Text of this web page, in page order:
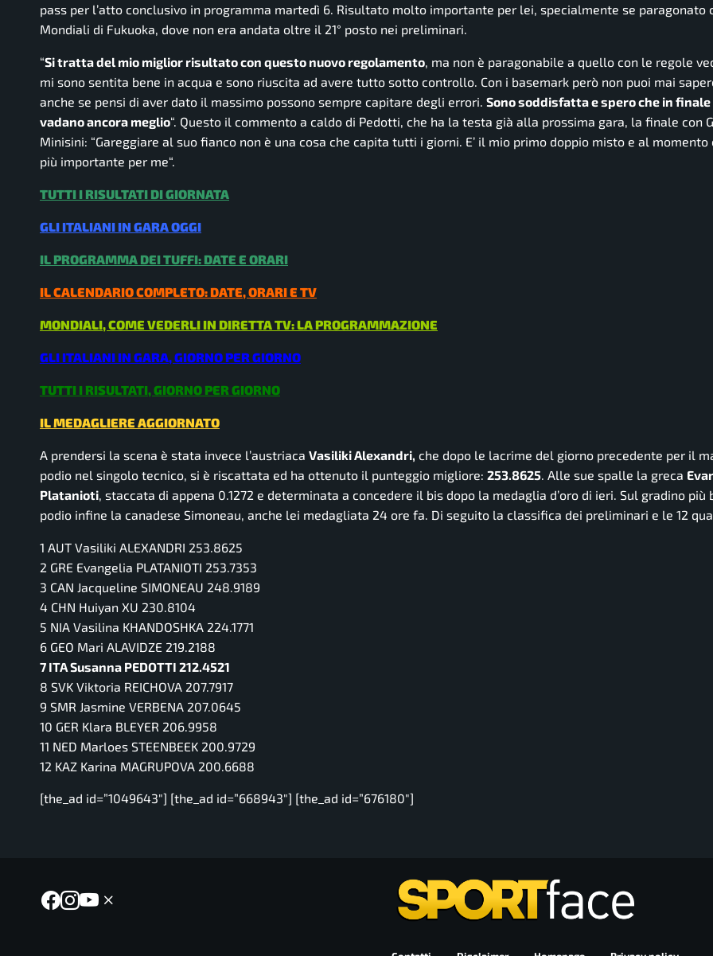
pass per l’atto conclusivo in programma martedì 6. Risultato molto importante per lei, specialmente se paragonato
Mondiali di Fukuoka, dove non era andata oltre il 21° posto nei preliminari.
“Si tratta del mio miglior risultato con questo nuovo regolamento, ma non è paragonabile a quello con le regole
mi sono sentita bene in acqua e sono riuscita ad avere tutto sotto controllo. Con i basemark però non puoi mai
anche se pensi di aver dato il massimo possono sempre capitare degli errori. Sono soddisfatta e spero che in finale
vadano ancora meglio“. Questo il commento a caldo di Pedotti, che ha la testa già alla prossima gara, la finale con
Minisini: “Gareggiare al suo fianco non è una cosa che capita tutti i giorni. E’ il mio primo doppio misto e al
più importante per me“.
TUTTI I RISULTATI DI GIORNATA
GLI ITALIANI IN GARA OGGI
IL PROGRAMMA DEI TUFFI: DATE E ORARI
IL CALENDARIO COMPLETO: DATE, ORARI E TV
MONDIALI, COME VEDERLI IN DIRETTA TV: LA PROGRAMMAZIONE
GLI ITALIANI IN GARA, GIORNO PER GIORNO
TUTTI I RISULTATI, GIORNO PER GIORNO
IL MEDAGLIERE AGGIORNATO
A prendersi la scena è stata invece l’austriaca Vasiliki Alexandri, che dopo le lacrime del giorno precedente per il
podio nel singolo tecnico, si è riscattata ed ha ottenuto il punteggio migliore: 253.8625. Alle sue spalle la greca
Platanioti, staccata di appena 0.1272 e determinata a concedere il bis dopo la medaglia d’oro di ieri. Sul gradino più
podio infine la canadese Simoneau, anche lei medagliata 24 ore fa. Di seguito la classifica dei preliminari e le 12
1 AUT Vasiliki ALEXANDRI 253.8625
2 GRE Evangelia PLATANIOTI 253.7353
3 CAN Jacqueline SIMONEAU 248.9189
4 CHN Huiyan XU 230.8104
5 NIA Vasilina KHANDOSHKA 224.1771
6 GEO Mari ALAVIDZE 219.2188
7 ITA Susanna PEDOTTI 212.4521
8 SVK Viktoria REICHOVA 207.7917
9 SMR Jasmine VERBENA 207.0645
10 GER Klara BLEYER 206.9958
11 NED Marloes STEENBEEK 200.9729
12 KAZ Karina MAGRUPOVA 200.6688
[the_ad id=”1049643″] [the_ad id=”668943″] [the_ad id=”676180″]